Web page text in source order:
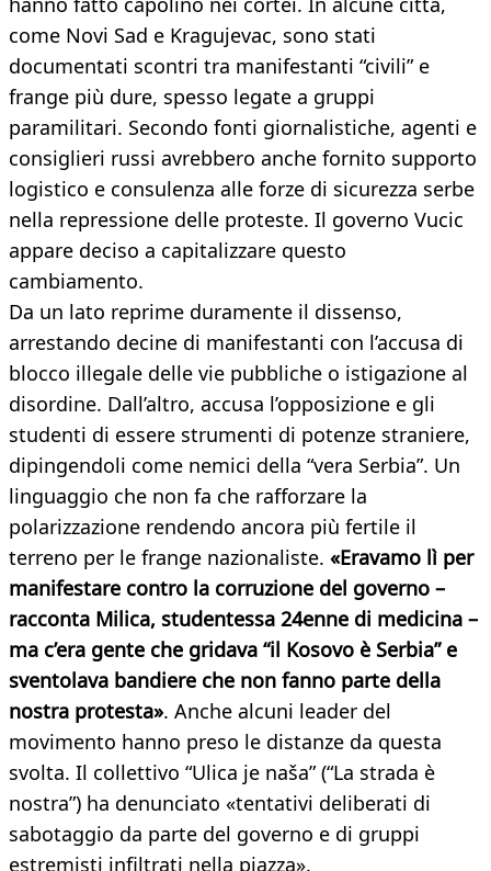
come Novi Sad e Kragujevac, sono stati
documentati scontri tra manifestanti “civili” e
frange più dure, spesso legate a gruppi
paramilitari. Secondo fonti giornalistiche, agenti e
consiglieri russi avrebbero anche fornito supporto
logistico e consulenza alle forze di sicurezza serbe
nella repressione delle proteste. Il governo Vucic
appare deciso a capitalizzare questo
cambiamento.
Da un lato reprime duramente il dissenso,
arrestando decine di manifestanti con l’accusa di
blocco illegale delle vie pubbliche o istigazione al
disordine. Dall’altro, accusa l’opposizione e gli
studenti di essere strumenti di potenze straniere,
dipingendoli come nemici della “vera Serbia”. Un
linguaggio che non fa che rafforzare la
polarizzazione rendendo ancora più fertile il
terreno per le frange nazionaliste. «Eravamo lì per
manifestare contro la corruzione del governo –
racconta Milica, studentessa 24enne di medicina –
ma c’era gente che gridava “il Kosovo è Serbia” e
sventolava bandiere che non fanno parte della
nostra protesta». Anche alcuni leader del
movimento hanno preso le distanze da questa
svolta. Il collettivo “Ulica je naša” (“La strada è
nostra”) ha denunciato «tentativi deliberati di
sabotaggio da parte del governo e di gruppi
estremisti infiltrati nella piazza».